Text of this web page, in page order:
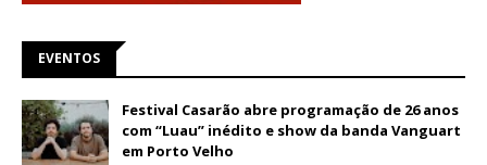
EVENTOS
Festival Casarão abre programação de 26 anos
com “Luau” inédito e show da banda Vanguart
em Porto Velho